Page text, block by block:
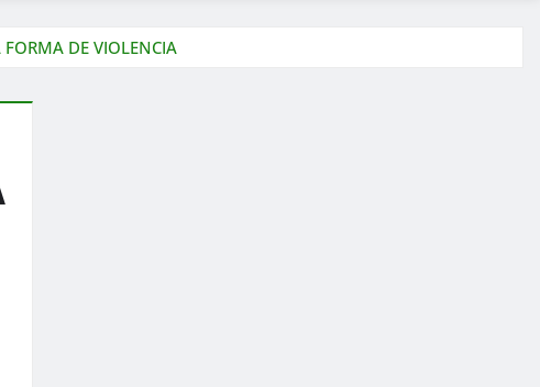
FORMA DE VIOLENCIA